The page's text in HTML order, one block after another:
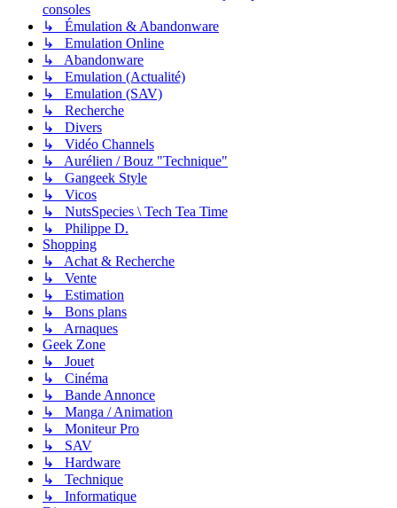
consoles
↳ Émulation & Abandonware
↳ Emulation Online
↳ Abandonware
↳ Emulation (Actualité)
↳ Emulation (SAV)
↳ Recherche
↳ Divers
↳ Vidéo Channels
↳ Aurélien / Bouz "Technique"
↳ Gangeek Style
↳ Vicos
↳ NutsSpecies \ Tech Tea Time
↳ Philippe D.
Shopping
↳ Achat & Recherche
↳ Vente
↳ Estimation
↳ Bons plans
↳ Arnaques
Geek Zone
↳ Jouet
↳ Cinéma
↳ Bande Annonce
↳ Manga / Animation
↳ Moniteur Pro
↳ SAV
↳ Hardware
↳ Technique
↳ Informatique